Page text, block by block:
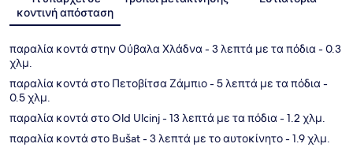
κοντινή απόσταση
παραλία κοντά στην Ούβαλα Χλάδνα- 3 λεπτά με τα πόδια- 0.3
χλμ.
παραλία κοντά στο Πετοβίτσα Ζάμπιο- 5 λεπτά με τα πόδια-
0.5 χλμ.
παραλία κοντά στο Old Ulcinj- 13 λεπτά με τα πόδια- 1.2 χλμ.
παραλία κοντά στο Bušat- 3 λεπτά με το αυτοκίνητο- 1.9 χλμ.